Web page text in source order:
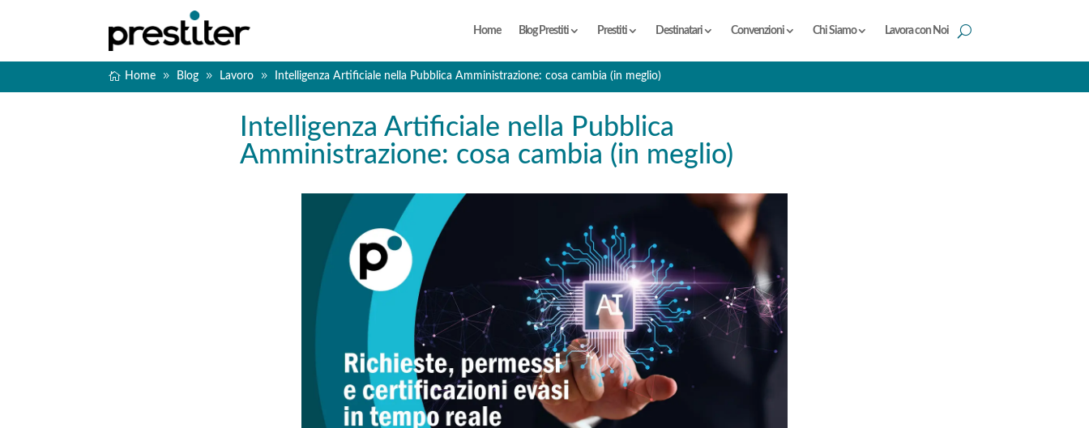
Home Blog Prestiti Prestiti Destinatari Convenzioni Chi Siamo Lavora con Noi
Home Blog Lavoro Intelligenza Artificiale nella Pubblica Amministrazione: cosa cambia (in meglio)
Intelligenza Artificiale nella Pubblica
Amministrazione: cosa cambia (in meglio)